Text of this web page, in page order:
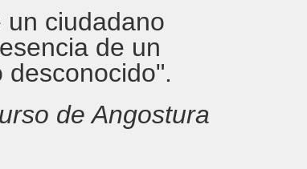
un ciudadano
de un
desconocido".
de Angostura